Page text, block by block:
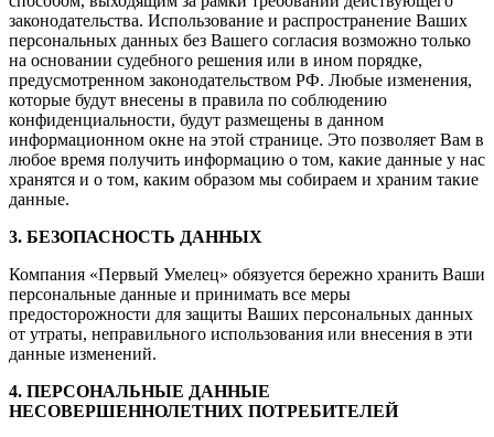
законодательства. Использование и распространение Ваших
персональных данных без Вашего согласия возможно только
на основании судебного решения или в ином порядке,
предусмотренном законодательством РФ. Любые изменения,
которые будут внесены в правила по соблюдению
конфиденциальности, будут размещены в данном
информационном окне на этой странице. Это позволяет Вам в
любое время получить информацию о том, какие данные у нас
хранятся и о том, каким образом мы собираем и храним такие
данные.
3. БЕЗОПАСНОСТЬ ДАННЫХ
Компания «Первый Умелец» обязуется бережно хранить Ваши
персональные данные и принимать все меры
предосторожности для защиты Ваших персональных данных
от утраты, неправильного использования или внесения в эти
данные изменений.
4. ПЕРСОНАЛЬНЫЕ ДАННЫЕ
НЕСОВЕРШЕННОЛЕТНИХ ПОТРЕБИТЕЛЕЙ